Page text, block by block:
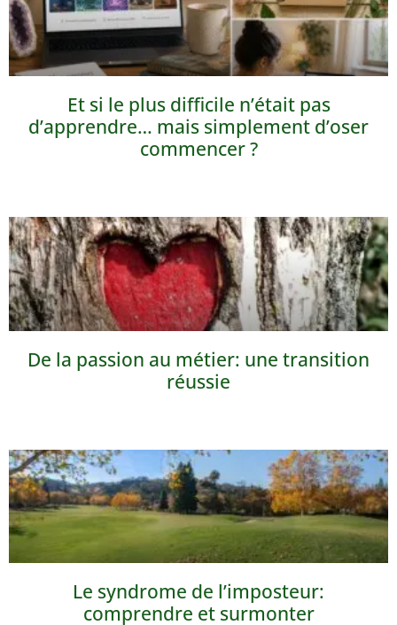
Et si le plus difficile n’était pas
d’apprendre… mais simplement d’oser
commencer ?
De la passion au métier: une transition
réussie
Le syndrome de l’imposteur:
comprendre et surmonter